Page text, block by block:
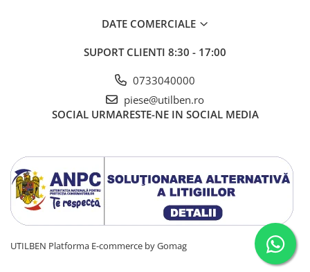
DATE COMERCIALE
SUPORT CLIENTI 8:30 - 17:00
0733040000
piese@utilben.ro
SOCIAL URMARESTE-NE IN SOCIAL MEDIA
UTILBEN Platforma E-commerce by Gomag